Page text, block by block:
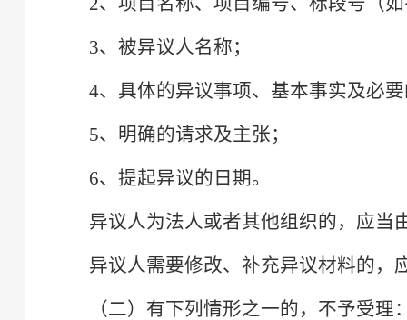
3、被异议人名称；
4、具体的异议事项、基本事实及必
5、明确的请求及主张；
6、提起异议的日期。
异议人为法人或者其他组织的，应当
异议人需要修改、补充异议材料的，
（二）有下列情形之一的，不予受理